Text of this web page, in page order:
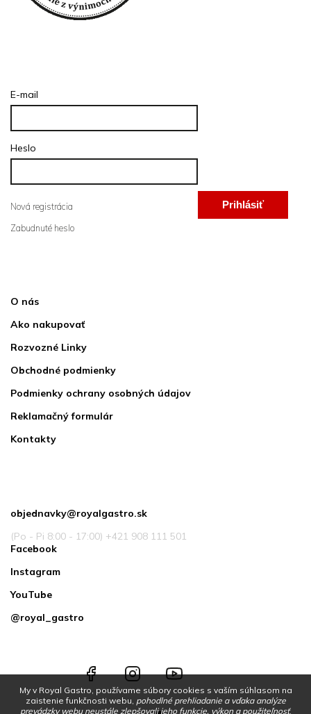
My v Royal Gastro, používame súbory cookies s vaším súhlasom na
zaistenie funkčnosti webu, pohodlné prehliadanie a vďaka analýze
prevádzky webu neustále zlepšovali jeho funkcie, výkon a použiteľnosť.
E-mail
Heslo
Prihlásiť
Nová registrácia
Zabudnuté heslo
O nás
Ako nakupovať
Rozvozné Linky
Obchodné podmienky
Podmienky ochrany osobných údajov
Reklamačný formulár
Kontakty
objednavky@royalgastro.sk
(Po - Pi 8:00 - 17:00) +421 908 111 501
Facebook
Instagram
YouTube
@royal_gastro
FacebookInstagramYouTube